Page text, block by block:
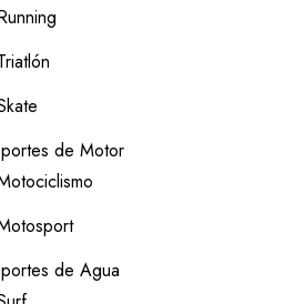
de Motor
de Agua